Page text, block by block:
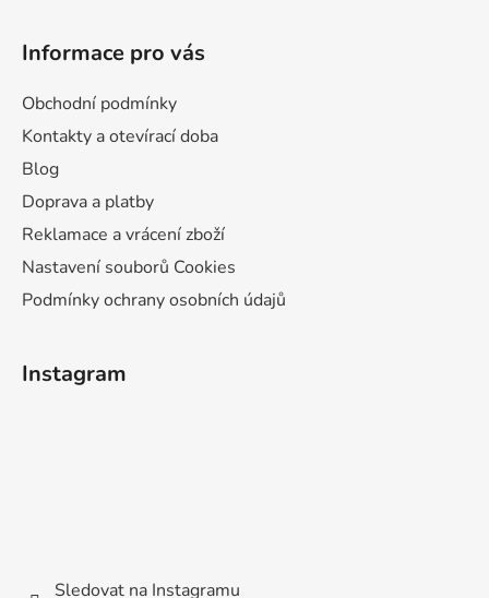
Informace pro vás
Obchodní podmínky
Kontakty a otevírací doba
Blog
Doprava a platby
Reklamace a vrácení zboží
Nastavení souborů Cookies
Podmínky ochrany osobních údajů
Instagram
Sledovat na Instagramu